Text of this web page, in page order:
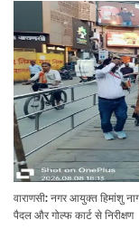
वाराणसी: नगर आयुक्त हिमांशु
पैदल और गोल्फ कार्ट से निरीक्षण